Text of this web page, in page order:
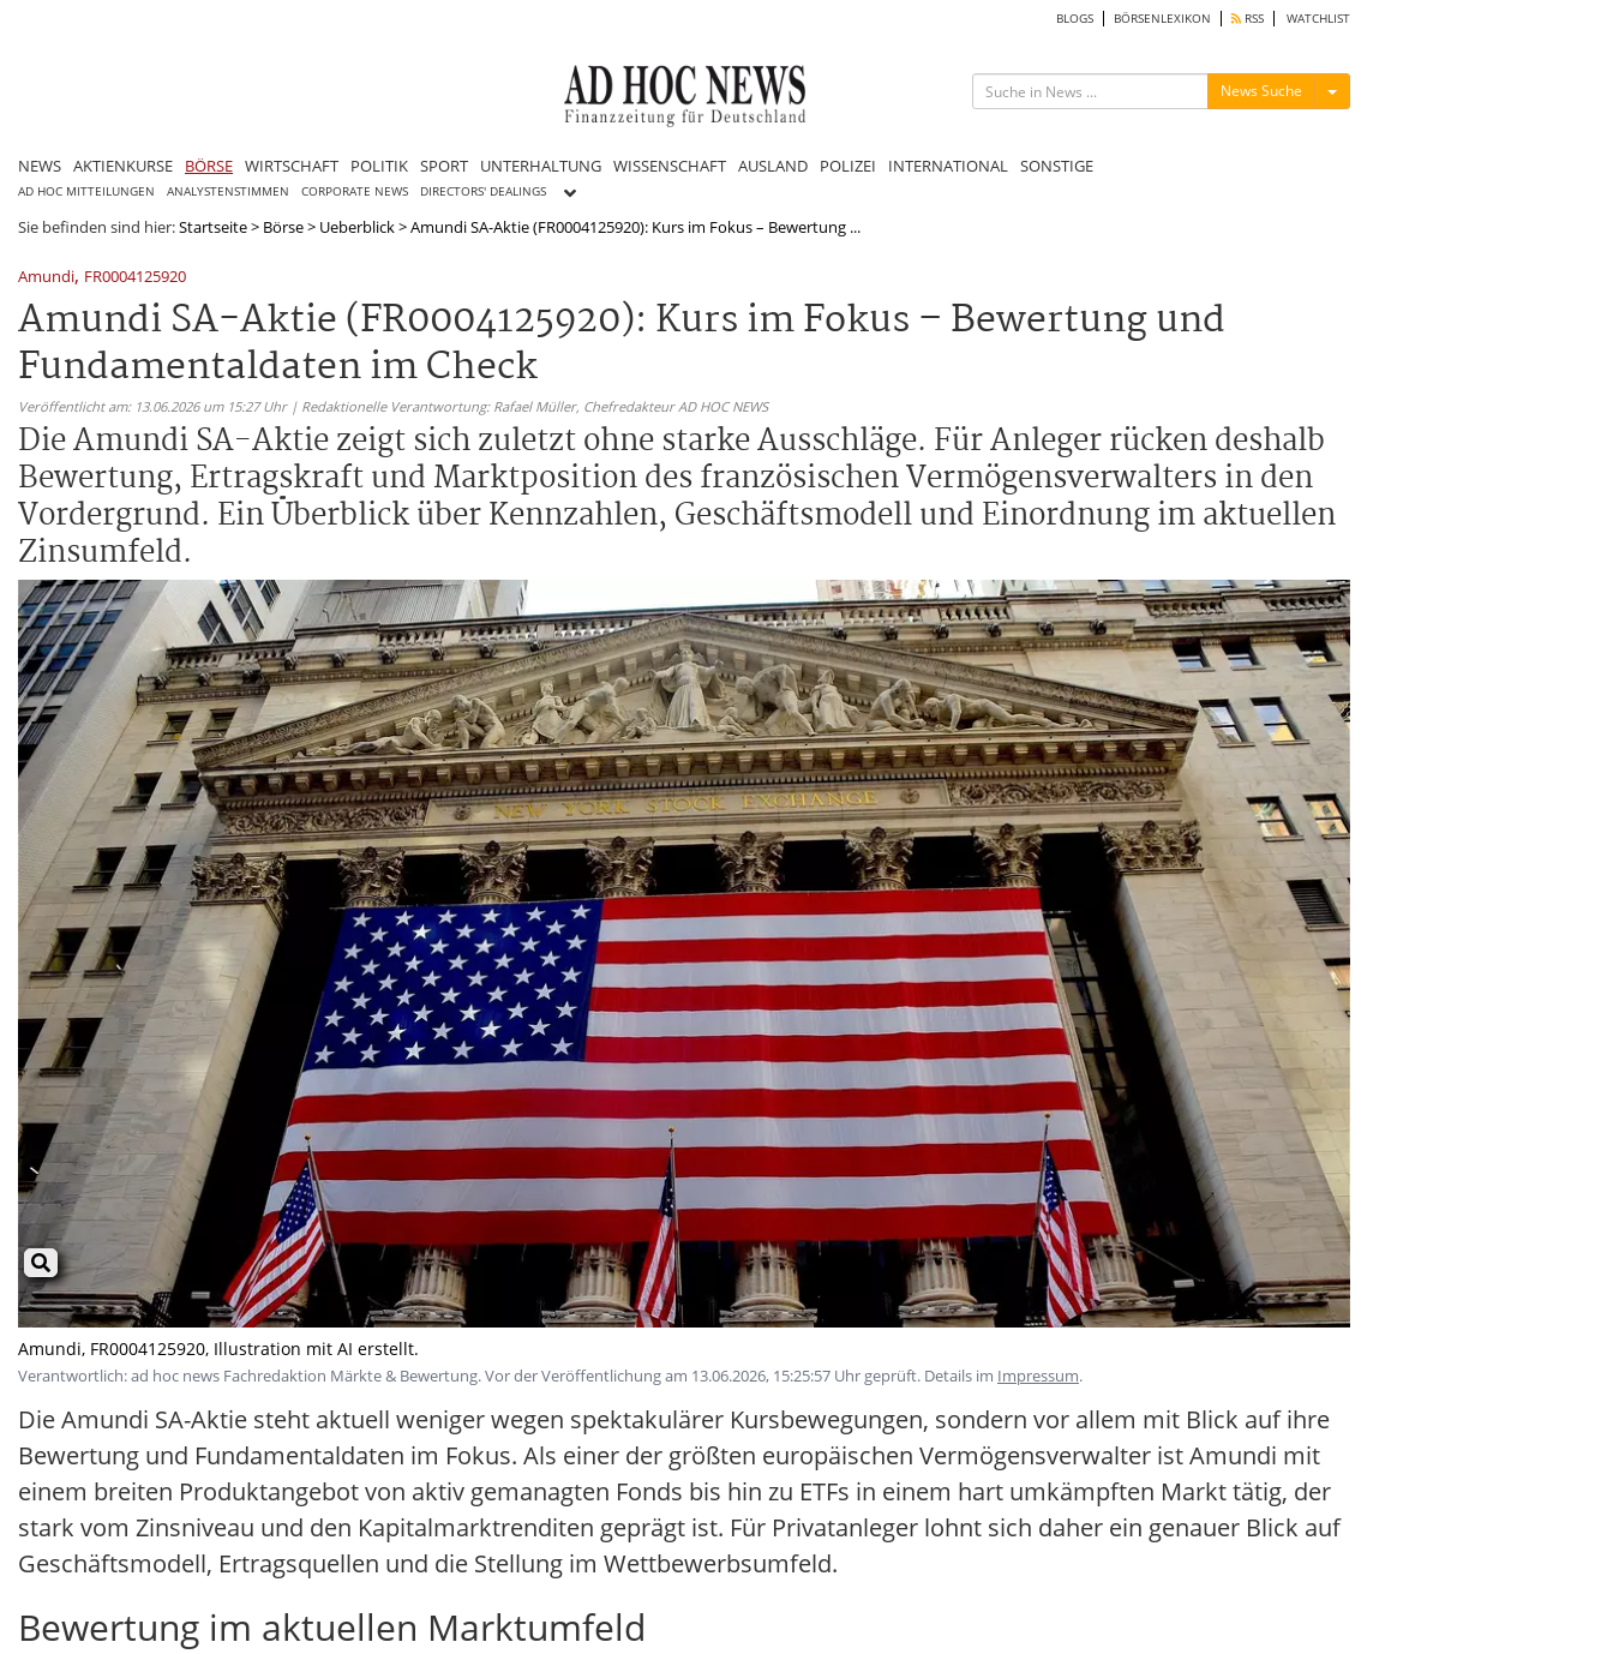
BLOGS BÖRSENLEXIKON RSS WATCHLIST
News Suche Menü ein-/ausblenden
NEWS AKTIENKURSE BÖRSE WIRTSCHAFT POLITIK SPORT UNTERHALTUNG WISSENSCHAFT AUSLAND POLIZEI INTERNATIONAL SONSTIGE
AD HOC MITTEILUNGEN ANALYSTENSTIMMEN CORPORATE NEWS DIRECTORS' DEALINGS
Sie befinden sind hier:Startseite> Börse> Ueberblick>Amundi SA-Aktie (FR0004125920): Kurs im Fokus – Bewertung ...
Amundi, FR0004125920
Amundi SA-Aktie (FR0004125920): Kurs im Fokus – Bewertung und
Fundamentaldaten im Check
Veröffentlicht am: 13.06.2026 um 15:27 Uhr | Redaktionelle Verantwortung: Rafael Müller, Chefredakteur AD HOC NEWS
Die Amundi SA-Aktie zeigt sich zuletzt ohne starke Ausschläge. Für Anleger rücken deshalb
Bewertung, Ertragskraft und Marktposition des französischen Vermögensverwalters in den
Vordergrund. Ein Überblick über Kennzahlen, Geschäftsmodell und Einordnung im aktuellen
Zinsumfeld.
Amundi, FR0004125920, Illustration mit AI erstellt.
Verantwortlich: ad hoc news Fachredaktion Märkte & Bewertung. Vor der Veröffentlichung am 13.06.2026, 15:25:57 Uhr geprüft. Details im Impressum.
Die Amundi SA-Aktie steht aktuell weniger wegen spektakulärer Kursbewegungen, sondern vor allem mit Blick auf ihre
Bewertung und Fundamentaldaten im Fokus. Als einer der größten europäischen Vermögensverwalter ist Amundi mit
einem breiten Produktangebot von aktiv gemanagten Fonds bis hin zu ETFs in einem hart umkämpften Markt tätig, der
stark vom Zinsniveau und den Kapitalmarktrenditen geprägt ist. Für Privatanleger lohnt sich daher ein genauer Blick auf
Geschäftsmodell, Ertragsquellen und die Stellung im Wettbewerbsumfeld.
Bewertung im aktuellen Marktumfeld